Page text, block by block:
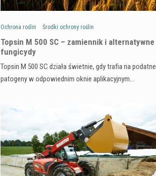
Ochrona roślin Środki ochrony roślin
Topsin M 500 SC – zamiennik i alternatywne
fungicydy
Topsin M 500 SC działa świetnie, gdy trafia na podatne
patogeny w odpowiednim oknie aplikacyjnym…